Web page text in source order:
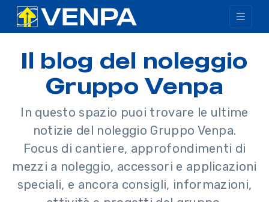
Il blog del noleggio
Gruppo Venpa
In questo spazio puoi trovare le ultime
notizie del noleggio Gruppo Venpa.
Focus di cantiere, approfondimenti di
mezzi a noleggio, accessori e applicazioni
speciali, e ancora consigli, informazioni,